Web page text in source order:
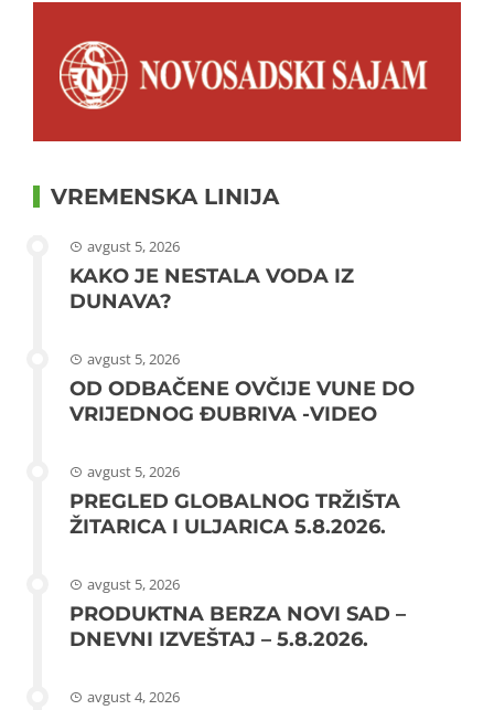
VREMENSKA LINIJA
avgust 5, 2026
KAKO JE NESTALA VODA IZ
DUNAVA?
avgust 5, 2026
OD ODBAČENE OVČIJE VUNE DO
VRIJEDNOG ĐUBRIVA -VIDEO
avgust 5, 2026
PREGLED GLOBALNOG TRŽIŠTA
ŽITARICA I ULJARICA 5.8.2026.
avgust 5, 2026
PRODUKTNA BERZA NOVI SAD –
DNEVNI IZVEŠTAJ – 5.8.2026.
avgust 4, 2026